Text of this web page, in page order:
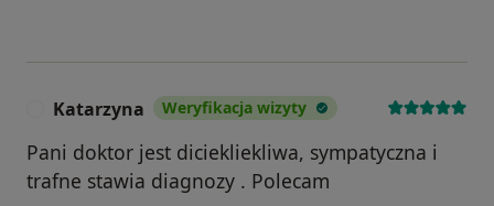
Katarzyna Weryfikacja wizyty
Pani doktor jest diciekliekliwa, sympatyczna i
trafne stawia diagnozy . Polecam